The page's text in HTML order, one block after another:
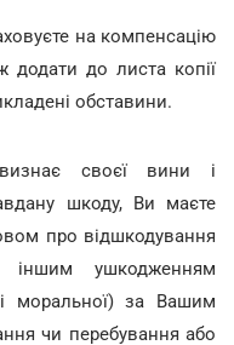
на компенсацію
додати до листа копії
обставини.
своєї вини і
шкоду, Ви маєте
про відшкодування
іншим ушкодженням
моральної) за Вашим
чи перебування або